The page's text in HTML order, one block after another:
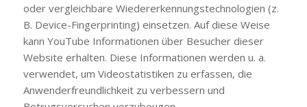
oder vergleichbare Wiedererkennungstechnologien (z.
B. Device-Fingerprinting) einsetzen. Auf diese Weise
kann YouTube Informationen über Besucher dieser
Website erhalten. Diese Informationen werden u. a.
verwendet, um Videostatistiken zu erfassen, die
Anwenderfreundlichkeit zu verbessern und